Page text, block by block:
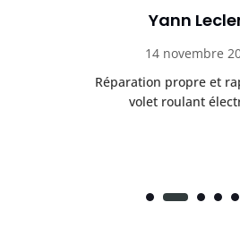
Yann
14 novembre
Réparation propre et
volet roulant